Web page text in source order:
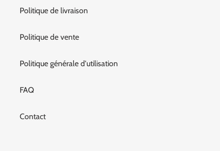
Politique de livraison
Politique de vente
Politique générale d'utilisation
FAQ
Contact